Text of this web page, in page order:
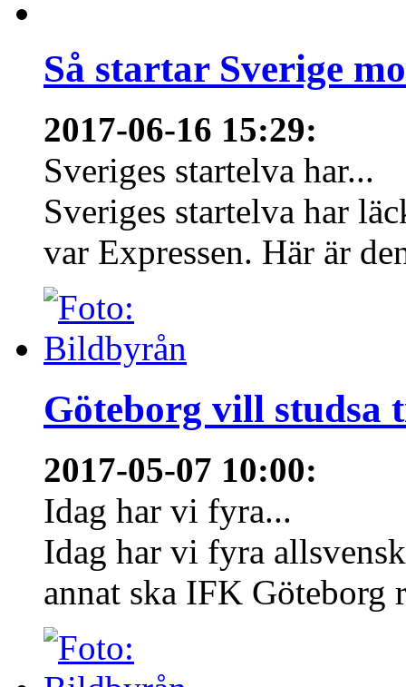
Så startar Sverige
2017-06-16 15:29:
Sveriges startelva har...
Sveriges startelva har
var Expressen. Här är
Göteborg vill studsa
2017-05-07 10:00:
Idag har vi fyra...
Idag har vi fyra
annat ska IFK Göteborg